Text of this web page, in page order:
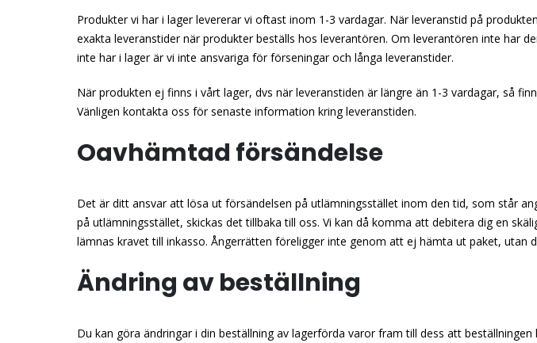
Produkter vi har i lager levererar vi oftast inom 1-3 vardagar. När leveranstid på
exakta leveranstider när produkter beställs hos leverantören. Om leverantören inte har
inte har i lager är vi inte ansvariga för förseningar och långa leveranstider.
När produkten ej finns i vårt lager, dvs när leveranstiden är längre än 1-3 vardagar, så
Vänligen kontakta oss för senaste information kring leveranstiden.
Oavhämtad försändelse
Det är ditt ansvar att lösa ut försändelsen på utlämningsstället inom den tid, som står
på utlämningsstället, skickas det tillbaka till oss. Vi kan då komma att debitera dig en
lämnas kravet till inkasso. Ångerrätten föreligger inte genom att ej hämta ut paket, utan
Ändring av beställning
Du kan göra ändringar i din beställning av lagerförda varor fram till dess att